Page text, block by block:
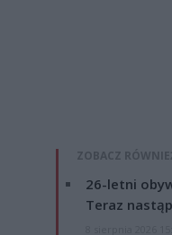
ZOBACZ
26-letni
Teraz